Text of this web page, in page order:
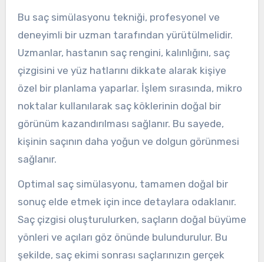
Bu saç simülasyonu tekniği, profesyonel ve
deneyimli bir uzman tarafından yürütülmelidir.
Uzmanlar, hastanın saç rengini, kalınlığını, saç
çizgisini ve yüz hatlarını dikkate alarak kişiye
özel bir planlama yaparlar. İşlem sırasında, mikro
noktalar kullanılarak saç köklerinin doğal bir
görünüm kazandırılması sağlanır. Bu sayede,
kişinin saçının daha yoğun ve dolgun görünmesi
sağlanır.
Optimal saç simülasyonu, tamamen doğal bir
sonuç elde etmek için ince detaylara odaklanır.
Saç çizgisi oluşturulurken, saçların doğal büyüme
yönleri ve açıları göz önünde bulundurulur. Bu
şekilde, saç ekimi sonrası saçlarınızın gerçek